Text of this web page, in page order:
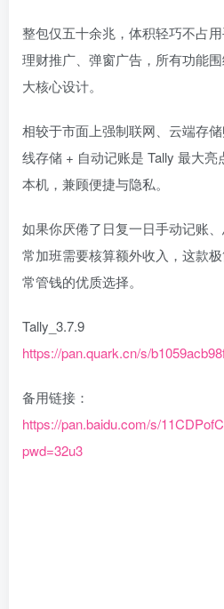
整包仅五十余兆，体积轻巧不占
理财推广、弹窗广告，所有功能
大核心设计。
相较于市面上强制联网、云端存
线存储 + 自动记账是 Tally 最大
本机，兼顾便捷与隐私。
如果你厌倦了日复一日手动记账
常加班需要核算额外收入，这款
常管钱的优质选择。
Tally_3.7.9
https://pan.quark.cn/s/
备用链接：
https://pan.baidu.com/s/
pwd=32u3